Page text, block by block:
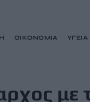
ΟΙΚΟΝΟΜΙΑ ΥΓΕΙΑ
με